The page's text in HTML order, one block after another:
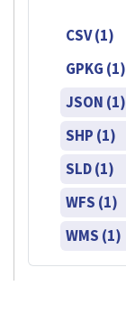
CSV (1)
GPKG (1)
JSON (1)
SHP (1)
SLD (1)
WFS (1)
WMS (1)